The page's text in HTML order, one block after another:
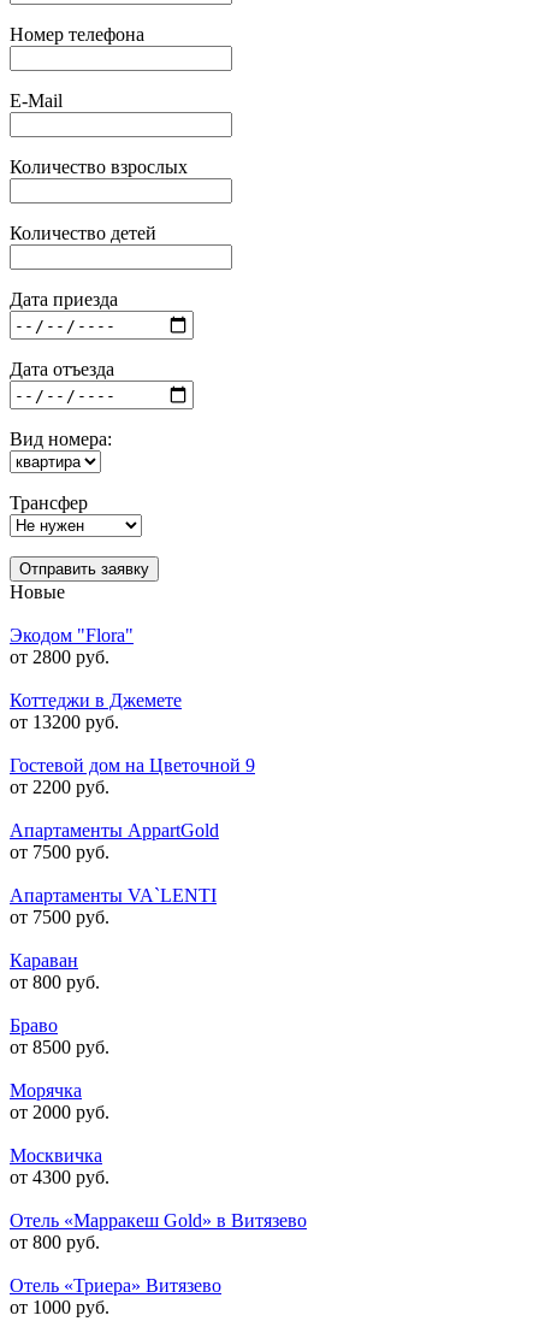
Номер телефона
E-Mail
Количество взрослых
Количество детей
Дата приезда
Дата отъезда
Вид номера:
Трансфер
Отправить заявку
Новые
Экодом "Flora"
от 2800 руб.
Коттеджи в Джемете
от 13200 руб.
Гостевой дом на Цветочной 9
от 2200 руб.
Апартаменты AppartGold
от 7500 руб.
Апартаменты VA`LENTI
от 7500 руб.
Караван
от 800 руб.
Браво
от 8500 руб.
Морячка
от 2000 руб.
Москвичка
от 4300 руб.
Отель «Марракеш Gold» в Витязево
от 800 руб.
Отель «Триера» Витязево
от 1000 руб.